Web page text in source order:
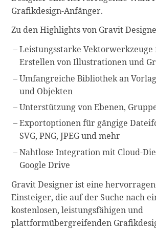
Grafikdesign-Anfänger.
Zu den Highlights von Gravit
Leistungsstarke Vektorwerkzeuge
Erstellen von Illustrationen und
Umfangreiche Bibliothek an
und Objekten
Unterstützung von Ebenen,
Exportoptionen für gängige
SVG, PNG, JPEG und mehr
Nahtlose Integration mit Cloud-
Google Drive
Gravit Designer ist eine
Einsteiger, die auf der Suche nach
kostenlosen, leistungsfähigen und
plattformübergreifenden